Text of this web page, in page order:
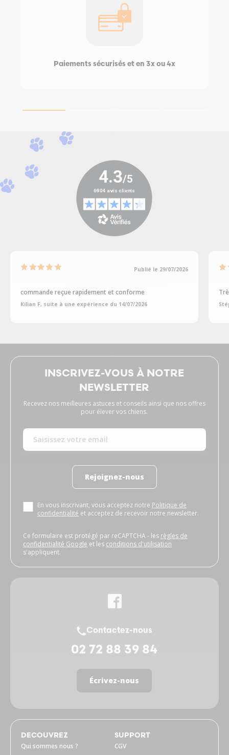
Paiements sécurisés et en 3x ou 4x
Publié le 29/07/2026
commande reçue rapidement et conforme
Kilian F, suite à une expérience du 14/07/2026
INSCRIVEZ-VOUS À NOTRE
NEWSLETTER
Recevez nos meilleures astuces et conseils ainsi que nos offres
pour élever vos chiens.
Rejoignez-nous
En vous inscrivant, vous acceptez notre Politique de
confidentialité et acceptez de recevoir notre newsletter.
Ce formulaire est protégé par reCAPTCHA - les règles de
confidentialité Google et les conditions d'utilisation
s'appliquent.
Contactez-nous
02 72 88 39 84
Écrivez-nous
DECOUVREZ
Qui sommes nous ?
SUPPORT
CGV